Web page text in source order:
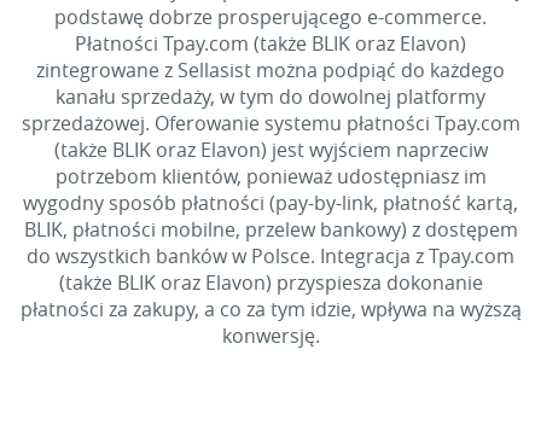
podstawę dobrze prosperującego e-commerce.
Płatności Tpay.com (także BLIK oraz Elavon)
zintegrowane z Sellasist można podpiąć do każdego
kanału sprzedaży, w tym do dowolnej platformy
sprzedażowej. Oferowanie systemu płatności Tpay.com
(także BLIK oraz Elavon) jest wyjściem naprzeciw
potrzebom klientów, ponieważ udostępniasz im
wygodny sposób płatności (pay-by-link, płatność kartą,
BLIK, płatności mobilne, przelew bankowy) z dostępem
do wszystkich banków w Polsce. Integracja z Tpay.com
(także BLIK oraz Elavon) przyspiesza dokonanie
płatności za zakupy, a co za tym idzie, wpływa na wyższą
konwersję.